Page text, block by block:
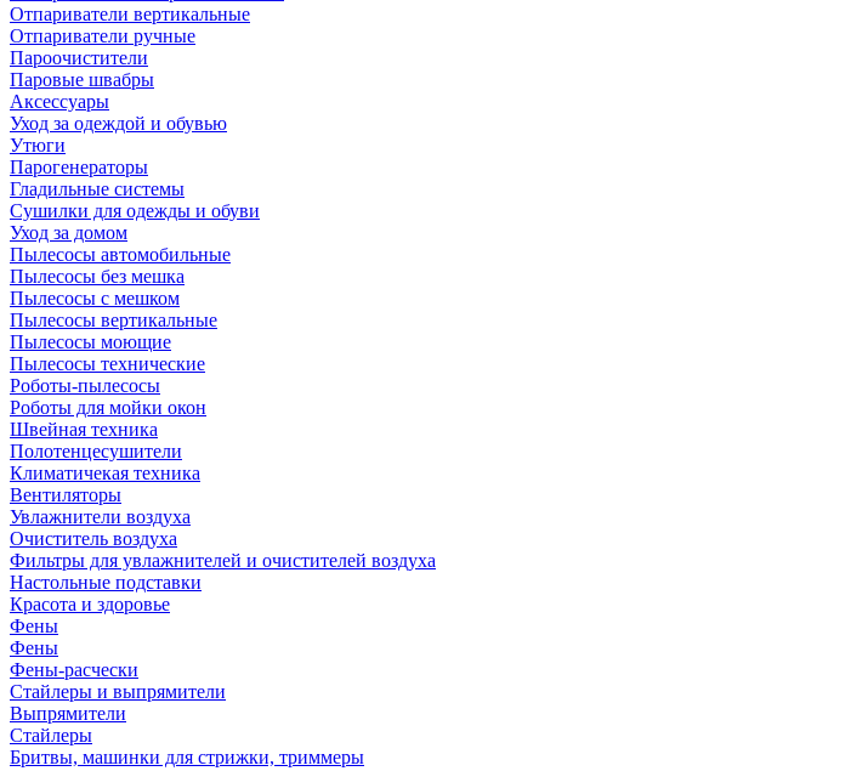
Отпариватели вертикальные
Отпариватели ручные
Пароочистители
Паровые швабры
Аксессуары
Уход за одеждой и обувью
Утюги
Парогенераторы
Гладильные системы
Сушилки для одежды и обуви
Уход за домом
Пылесосы автомобильные
Пылесосы без мешка
Пылесосы с мешком
Пылесосы вертикальные
Пылесосы моющие
Пылесосы технические
Роботы-пылесосы
Роботы для мойки окон
Швейная техника
Полотенцесушители
Климатичекая техника
Вентиляторы
Увлажнители воздуха
Очиститель воздуха
Фильтры для увлажнителей и очистителей воздуха
Настольные подставки
Красота и здоровье
Фены
Фены
Фены-расчески
Стайлеры и выпрямители
Выпрямители
Стайлеры
Бритвы, машинки для стрижки, триммеры